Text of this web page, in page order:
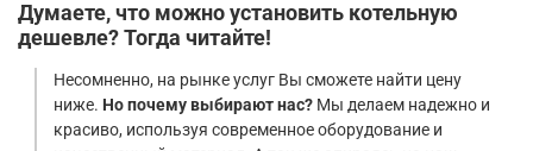
Думаете, что можно установить котельную
дешевле? Тогда читайте!
Несомненно, на рынке услуг Вы сможете найти цену
ниже. Но почему выбирают нас? Мы делаем надежно и
красиво, используя современное оборудование и